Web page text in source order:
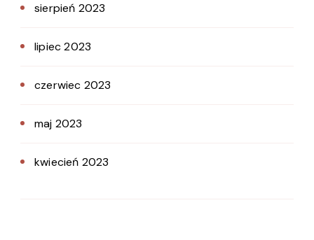
sierpień 2023
lipiec 2023
czerwiec 2023
maj 2023
kwiecień 2023